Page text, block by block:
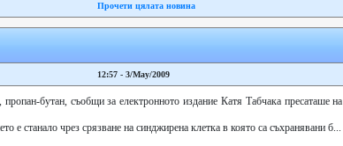
Прочети цялата новина
12:57 - 3/May/2009
бутан, съобщи за електронното издание Катя Табчака пресаташе на
станало чрез срязване на синджирена клетка в която са съхранявани б...